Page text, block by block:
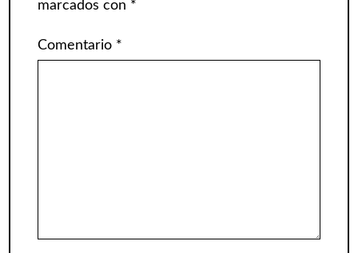
marcados con *
Comentario *